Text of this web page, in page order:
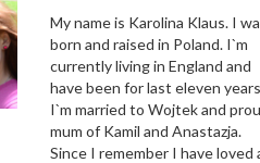
My name is Karolina Klaus. I
born and raised in Poland. I`m
currently living in England and
have been for last eleven
I`m married to Wojtek and
mum of Kamil and Anastazja.
Since I remember I have loved